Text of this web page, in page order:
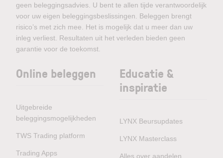
geen beleggingsadvies. U bent te allen tijde verantwoordelijk
voor uw eigen beleggingsbeslissingen. Beleggen brengt
risico’s met zich mee. Het is mogelijk dat u meer dan uw
inleg verliest. Resultaten uit het verleden bieden geen
garantie voor de toekomst.
Online beleggen
Uitgebreide
beleggingsmogelijkheden
TWS Trading platform
Trading Apps
Educatie &
inspiratie
LYNX Beursupdates
LYNX Masterclass
Alles over aandelen